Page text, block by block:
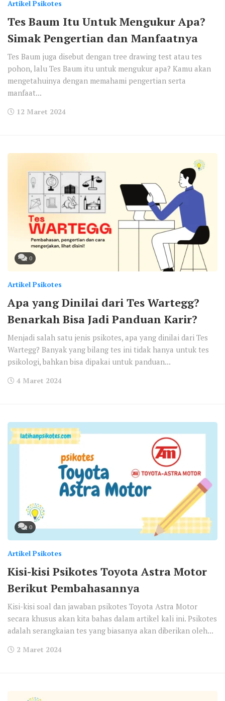
Artikel Psikotes
Tes Baum Itu Untuk Mengukur Apa?
Simak Pengertian dan Manfaatnya
Tes Baum juga disebut dengan tree drawing test atau tes
pohon, lalu Tes Baum itu untuk mengukur apa? Kamu akan
mengetahuinya dengan memahami pengertian serta
manfaat...
12 Maret 2024
0
Artikel Psikotes
Apa yang Dinilai dari Tes Wartegg?
Benarkah Bisa Jadi Panduan Karir?
Menjadi salah satu jenis psikotes, apa yang dinilai dari Tes
Wartegg? Banyak yang bilang tes ini tidak hanya untuk tes
psikologi, bahkan bisa dipakai untuk panduan...
4 Maret 2024
0
Artikel Psikotes
Kisi-kisi Psikotes Toyota Astra Motor
Berikut Pembahasannya
Kisi-kisi soal dan jawaban psikotes Toyota Astra Motor
secara khusus akan kita bahas dalam artikel kali ini. Psikotes
adalah serangkaian tes yang biasanya akan diberikan oleh...
2 Maret 2024